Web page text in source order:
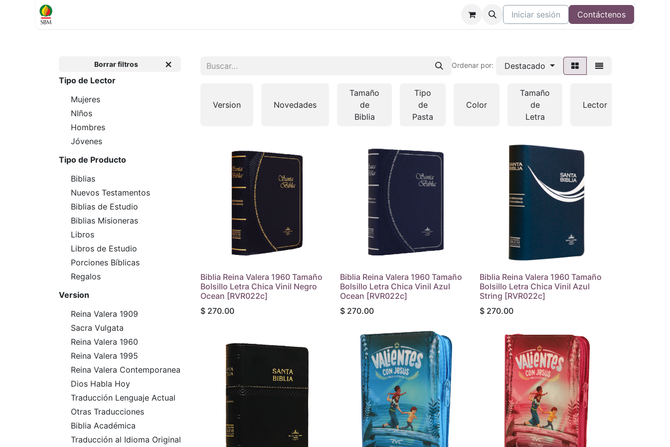
Iniciar sesión Contáctenos
Borrar filtros
Tipo de Lector
Mujeres
NIños
Hombres
Jóvenes
Tipo de Producto
Biblias
Nuevos Testamentos
Biblias de Estudio
Biblias Misioneras
Libros
Libros de Estudio
Porciones Bíblicas
Regalos
Version
Reina Valera 1909
Sacra Vulgata
Reina Valera 1960
Reina Valera 1995
Reina Valera Contemporanea
Dios Habla Hoy
Traducción Lenguaje Actual
Otras Traducciones
Biblia Académica
Traducción al Idioma Original
Ordenar por: Destacado
Version Novedades
Tamaño
de
Biblia
Tipo
de
Pasta
Color
Tamaño
de
Letra
Lector
Biblia Reina Valera 1960 Tamaño
Bolsillo Letra Chica Vinil Negro
Ocean [RVR022c]
$ 270.00
Biblia Reina Valera 1960 Tamaño
Bolsillo Letra Chica Vinil Azul
Ocean [RVR022c]
$ 270.00
Biblia Reina Valera 1960 Tamaño
Bolsillo Letra Chica Vinil Azul
String [RVR022c]
$ 270.00